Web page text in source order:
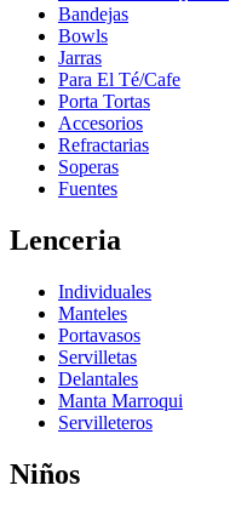
Bandejas
Bowls
Jarras
Para El Té/Cafe
Porta Tortas
Accesorios
Refractarias
Soperas
Fuentes
Lenceria
Individuales
Manteles
Portavasos
Servilletas
Delantales
Manta Marroqui
Servilleteros
Niños